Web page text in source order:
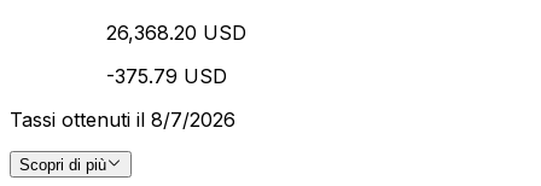
26,368.20 USD
-375.79 USD
Tassi ottenuti il 8/7/2026
Scopri di più